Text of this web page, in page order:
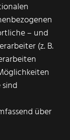
– und
(z. B.
über